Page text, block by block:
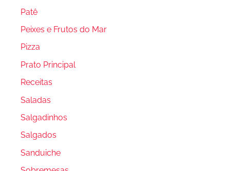
Patê
Peixes e Frutos do Mar
Pizza
Prato Principal
Receitas
Saladas
Salgadinhos
Salgados
Sanduiche